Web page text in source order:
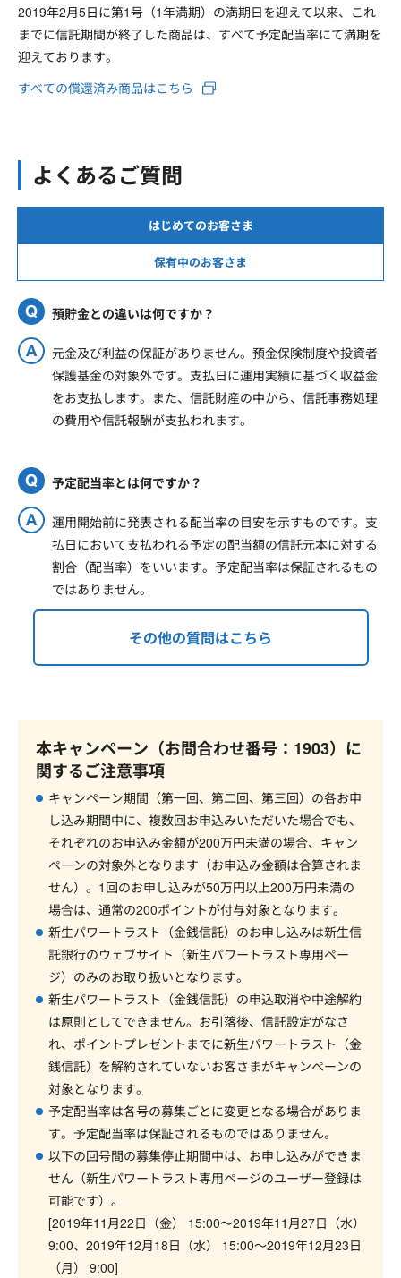
2019年2月5日に第1号（1年満期）の満期日を迎えて以来、これ
までに信託期間が終了した商品は、すべて予定配当率にて満期を
迎えております。
すべての償還済み商品はこちら
よくあるご質問
はじめてのお客さま
保有中のお客さま
預貯金との違いは何ですか？
元金及び利益の保証がありません。預金保険制度や投資者
保護基金の対象外です。支払日に運用実績に基づく収益金
をお支払します。また、信託財産の中から、信託事務処理
の費用や信託報酬が支払われます。
予定配当率とは何ですか？
運用開始前に発表される配当率の目安を示すものです。支
払日において支払われる予定の配当額の信託元本に対する
割合（配当率）をいいます。予定配当率は保証されるもの
ではありません。
その他の質問はこちら
本キャンペーン（お問合わせ番号：1903）に
関するご注意事項
キャンペーン期間（第一回、第二回、第三回）の各お申
し込み期間中に、複数回お申込みいただいた場合でも、
それぞれのお申込み金額が200万円未満の場合、キャン
ペーンの対象外となります（お申込み金額は合算されま
せん）。1回のお申し込みが50万円以上200万円未満の
場合は、通常の200ポイントが付与対象となります。
新生パワートラスト（金銭信託）のお申し込みは新生信
託銀行のウェブサイト（新生パワートラスト専用ペー
ジ）のみのお取り扱いとなります。
新生パワートラスト（金銭信託）の申込取消や中途解約
は原則としてできません。お引落後、信託設定がなさ
れ、ポイントプレゼントまでに新生パワートラスト（金
銭信託）を解約されていないお客さまがキャンペーンの
対象となります。
予定配当率は各号の募集ごとに変更となる場合がありま
す。予定配当率は保証されるものではありません。
以下の回号間の募集停止期間中は、お申し込みができま
せん（新生パワートラスト専用ページのユーザー登録は
可能です）。
[2019年11月22日（金） 15:00～2019年11月27日（水）
9:00、2019年12月18日（水） 15:00～2019年12月23日
（月） 9:00]